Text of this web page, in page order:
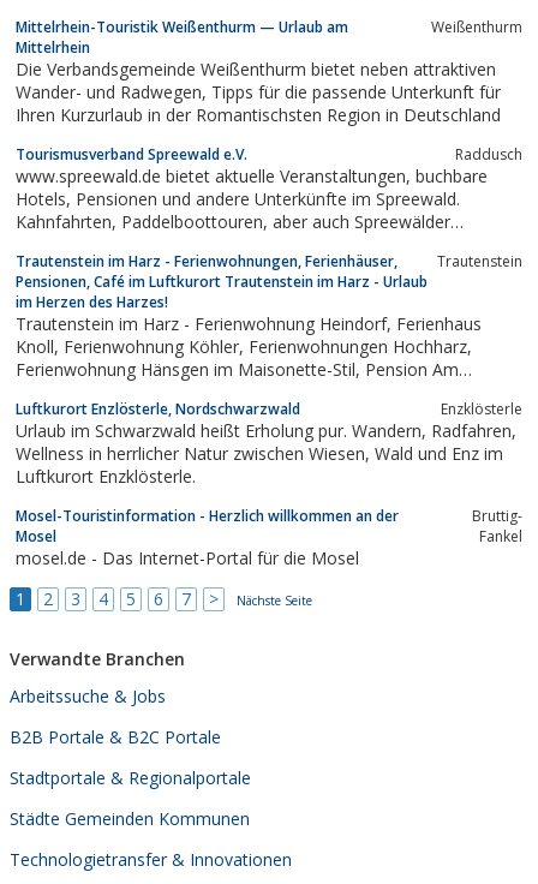
Mittelrhein-Touristik Weißenthurm — Urlaub am
Mittelrhein
Weißenthurm
Die Verbandsgemeinde Weißenthurm bietet neben attraktiven
Wander- und Radwegen, Tipps für die passende Unterkunft für
Ihren Kurzurlaub in der Romantischsten Region in Deutschland
Tourismusverband Spreewald e.V. Raddusch
www.spreewald.de bietet aktuelle Veranstaltungen, buchbare
Hotels, Pensionen und andere Unterkünfte im Spreewald.
Kahnfahrten, Paddelboottouren, aber auch Spreewälder
interessante Pauschalangebote bereit.
Trautenstein im Harz - Ferienwohnungen, Ferienhäuser,
Pensionen, Café im Luftkurort Trautenstein im Harz - Urlaub
im Herzen des Harzes!
Trautenstein
Trautenstein im Harz - Ferienwohnung Heindorf, Ferienhaus
Knoll, Ferienwohnung Köhler, Ferienwohnungen Hochharz,
Ferienwohnung Hänsgen im Maisonette-Stil, Pension Am
Harz - Urlaub im Herzen des Harzes!
Luftkurort Enzlösterle, Nordschwarzwald Enzklösterle
Urlaub im Schwarzwald heißt Erholung pur. Wandern, Radfahren,
Wellness in herrlicher Natur zwischen Wiesen, Wald und Enz im
Luftkurort Enzklösterle.
Mosel-Touristinformation - Herzlich willkommen an der
Mosel
Bruttig-
Fankel
mosel.de - Das Internet-Portal für die Mosel
1
2 3 4 5 6 7 > Nächste Seite
Verwandte Branchen
Arbeitssuche & Jobs
B2B Portale & B2C Portale
Stadtportale & Regionalportale
Städte Gemeinden Kommunen
Technologietransfer & Innovationen